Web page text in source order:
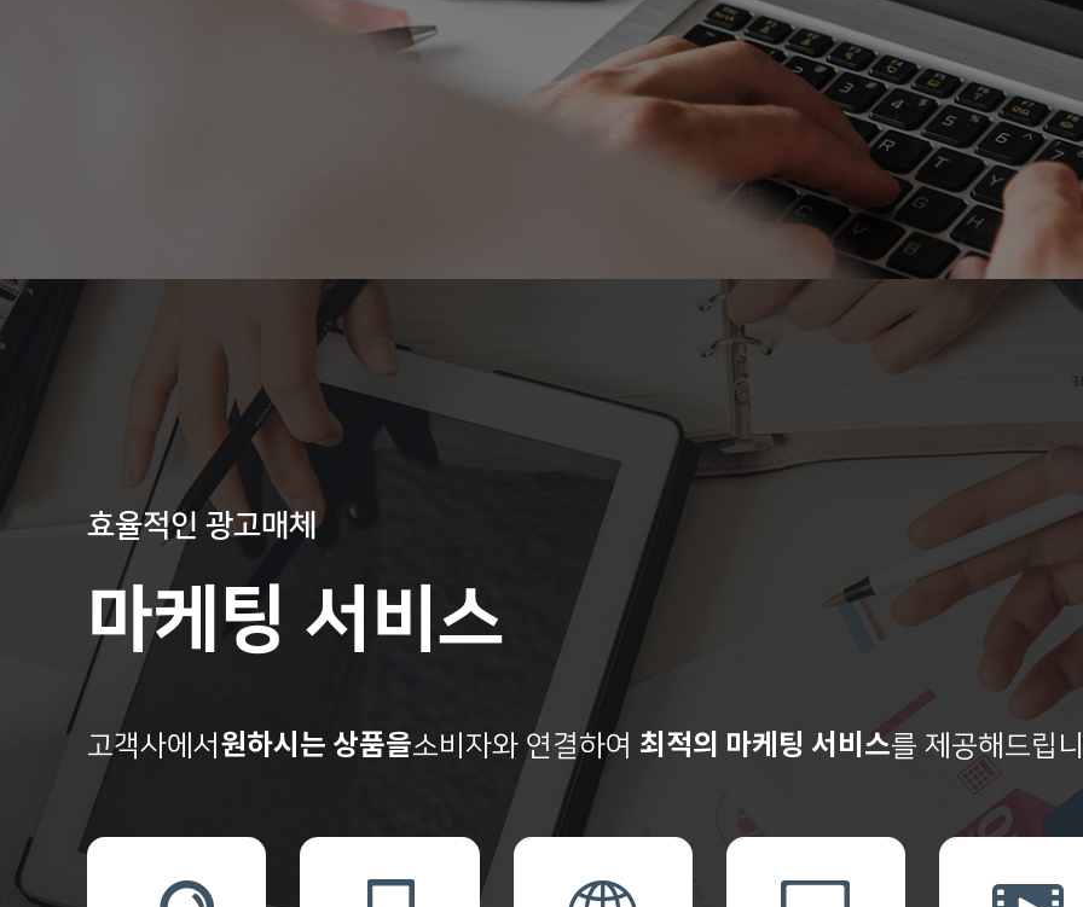
효율적인 광고매체
마케팅 서비스
고객사에서 원하시는 상품을소비자와 연결하여 최적의 마케팅 서비스를 제공해드립